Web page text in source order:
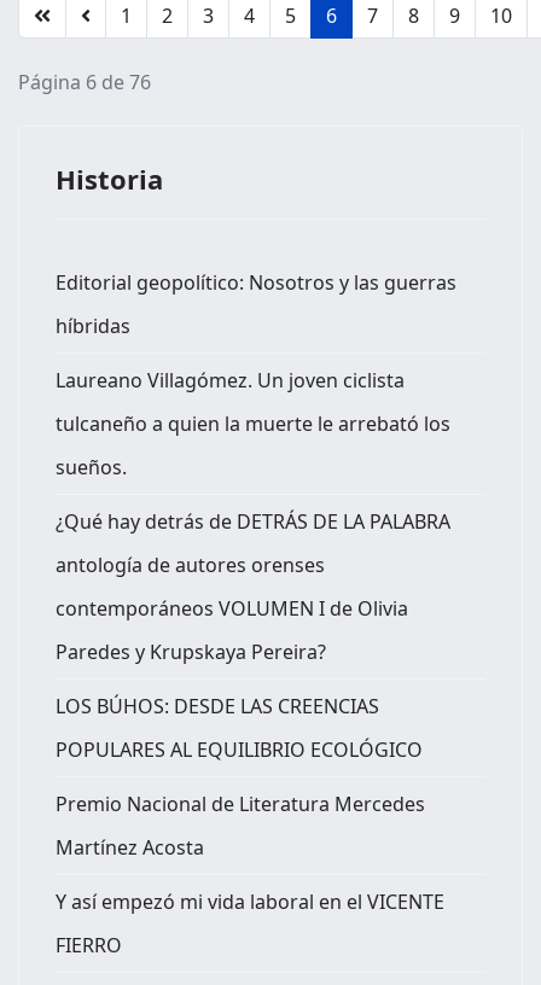
1 2 3 4 5 6 7 8 9 10
Página 6 de 76
Historia
Editorial geopolítico: Nosotros y las guerras
híbridas
Laureano Villagómez. Un joven ciclista
tulcaneño a quien la muerte le arrebató los
sueños.
¿Qué hay detrás de DETRÁS DE LA PALABRA
antología de autores orenses
contemporáneos VOLUMEN I de Olivia
Paredes y Krupskaya Pereira?
LOS BÚHOS: DESDE LAS CREENCIAS
POPULARES AL EQUILIBRIO ECOLÓGICO
Premio Nacional de Literatura Mercedes
Martínez Acosta
Y así empezó mi vida laboral en el VICENTE
FIERRO